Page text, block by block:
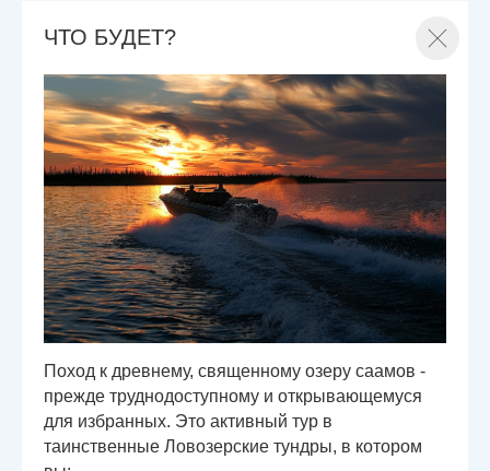
ЧТО БУДЕТ?
Поход к древнему, священному озеру саамов -
прежде труднодоступному и открывающемуся
для избранных. Это активный тур в
таинственные Ловозерские тундры, в котором